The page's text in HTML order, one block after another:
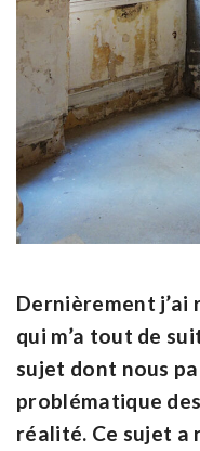
Dernièrement j’ai
qui m’a tout de
sujet dont nous
problématique
réalité. Ce sujet a